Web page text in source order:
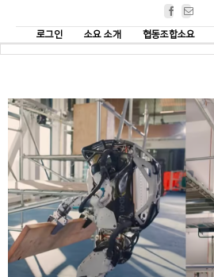
Facebook
로그인
소요 소개 협동조합소요